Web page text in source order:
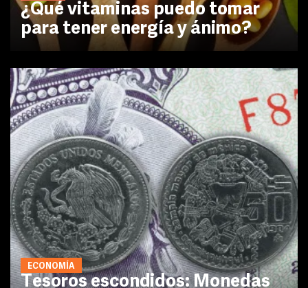
¿Qué vitaminas puedo tomar
para tener energía y ánimo?
ECONOMÍA
Tesoros escondidos: Monedas